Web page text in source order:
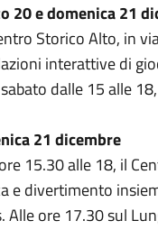
20 e domenica 21
Storico Alto, in
interattive di
dalle 15 alle
21 dicembre
15.30 alle 18, il
e divertimento
Alle ore 17.30 sul